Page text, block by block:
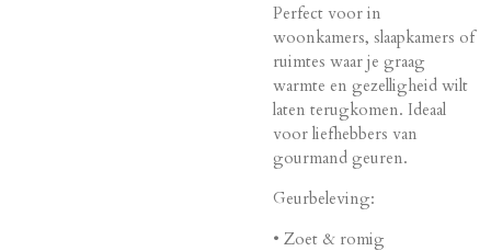
Perfect voor in
woonkamers, slaapkamers of
ruimtes waar je graag
warmte en gezelligheid wilt
laten terugkomen. Ideaal
voor liefhebbers van
gourmand geuren.
Geurbeleving:
• Zoet & romig